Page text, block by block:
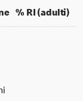
per portion
% RI (adulti)